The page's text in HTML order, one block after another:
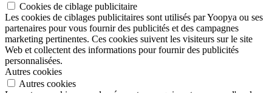
Cookies de ciblage publicitaire
Les cookies de ciblages publicitaires sont utilisés par Yoopya ou ses
partenaires pour vous fournir des publicités et des campagnes
marketing pertinentes. Ces cookies suivent les visiteurs sur le site
Web et collectent des informations pour fournir des publicités
personnalisées.
Autres cookies
Autres cookies